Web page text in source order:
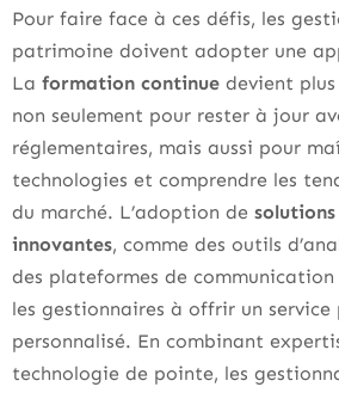
Pour faire face à ces défis, les
patrimoine doivent adopter une
La formation continue devient
non seulement pour rester à jour
réglementaires, mais aussi pour
technologies et comprendre les
du marché. L’adoption de
innovantes, comme des outils
des plateformes de
les gestionnaires à offrir un service
personnalisé. En combinant
technologie de pointe, les